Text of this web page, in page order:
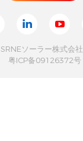
SRNEソーラー株式会社
粤ICP备09126372号